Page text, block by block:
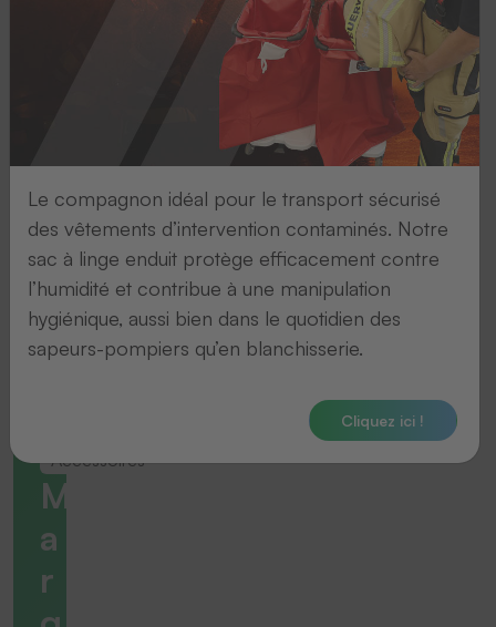
Accessoires
M
a
r
Le compagnon idéal pour le transport sécurisé
des vêtements d’intervention contaminés. Notre
sac à linge enduit protège efficacement contre
l’humidité et contribue à une manipulation
hygiénique, aussi bien dans le quotidien des
sapeurs-pompiers qu’en blanchisserie.
Cliquez ici !